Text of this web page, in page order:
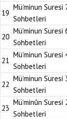
19
Mü’minun
Sohbetleri
20
Mü’minun
Sohbetleri
21
Mü’minun
Sohbetleri
22
Mü’minun
Sohbetleri
23
Mü’minûn
Sohbetleri